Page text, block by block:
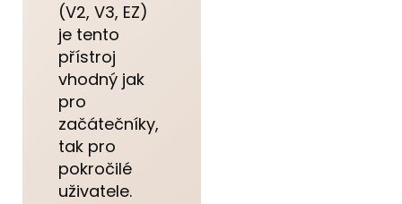
(V2, V3, EZ)
je tento
přístroj
vhodný jak
pro
začátečníky,
tak pro
pokročilé
uživatele.